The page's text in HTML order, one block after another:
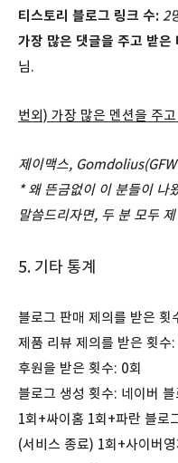
티스토리 블로그 링크 수: 2
가장 많은 댓글을 주고 받은
님.
번외) 가장 많은 멘션을 주
제이맥스,
* 왜 뜬금없이 이 분들이 나
말씀드리자면, 두 분 모두
5. 기타 통계
블로그 판매 제의를 받은 횟
제품 리뷰 제의를 받은 횟수:
후원을 받은 횟수: 0회
블로그 생성 횟수: 네이버
1회+싸이홈 1회+파란 블로
(서비스 종료) 1회+사이버